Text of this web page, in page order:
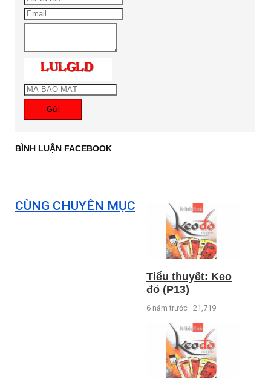
Gửi
BÌNH LUẬN FACEBOOK
CÙNG CHUYÊN MỤC
Tiểu thuyết: Keo
đỏ (P13)
6 năm trước 21,719